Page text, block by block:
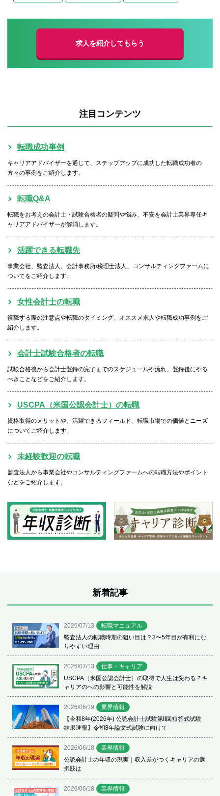
求人を紹介してもらう
注目コンテンツ
転職成功事例
キャリアアドバイザーを通じて、ステップアップに成功した転職成功者の
方々の事例をご紹介します。
転職Q&A
転職をお考えの会計士・試験合格者の疑問や悩み、不安を会計士業界専任キ
ャリアアドバイザーが解消します。
活躍できる転職先
事業会社、監査法人、会計事務所/税理士法人、コンサルティングファームに
ついてをご紹介します。
女性会計士の転職
復職する際の注意点や転職のタイミング、オススメ求人や転職成功事例をご
紹介します。
会計士試験合格者の転職
試験合格後から会計士登録の完了までのスケジュールや流れ、登録後にやる
べきことなどをご紹介します。
USCPA（米国公認会計士）の転職
資格取得のメリットや、活躍できるフィールド、転職市場での価値とニーズ
についてご紹介します。
未経験歓迎の転職
監査法人から事業会社やコンサルティングファームへの転職方法やポイント
などをご紹介します。
新着記事
2026/07/13
転職マニュアル
監査法人の転職時期の狙い目は？3〜5年目が有利にな
りやすい理由
2026/07/13
仕事・キャリア
USCPA（米国公認会計士）の取得で人生は変わる？キ
ャリアのへの影響と可能性を解説
2026/06/19
業界情報
【令和8年(2026年) 公認会計士試験第Ⅱ回短答式試験
結果速報】令和8年論文式試験に向けて
2026/06/18
業界情報
公認会計士の年収の現実｜収入差がつくキャリアの選
択肢は
2026/06/18
業界情報